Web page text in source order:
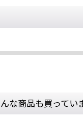
な商品も買ってい